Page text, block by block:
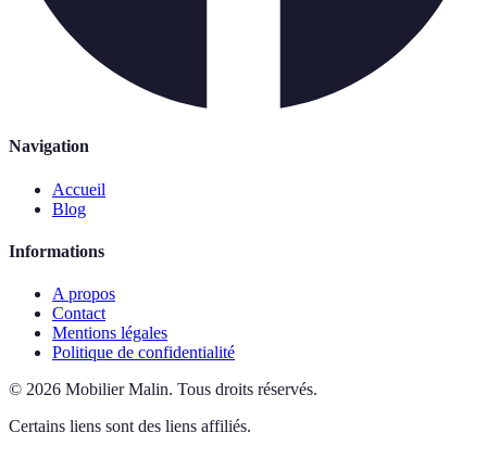
Navigation
Accueil
Blog
Informations
A propos
Contact
Mentions légales
Politique de confidentialité
© 2026 Mobilier Malin. Tous droits réservés.
Certains liens sont des liens affiliés.